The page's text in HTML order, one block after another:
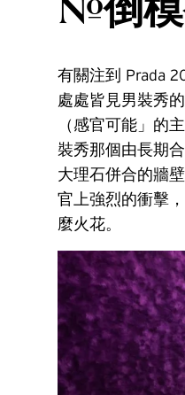
有關注到 Prada
處處皆見男裝秀
（感官可能」的
裝秀那個由長期
大理石併合的牆
官上強烈的衝擊
麼火花。